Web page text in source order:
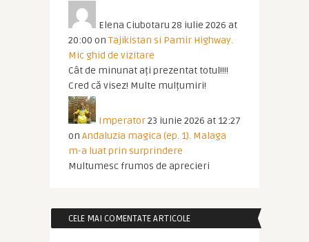
Elena Ciubotaru 28 iulie 2026 at
20:00 on Tajikistan si Pamir Highway.
Mic ghid de vizitare
Cât de minunat ați prezentat totul!!!!
Cred că visez! Multe mulțumiri!
Imperator23 iunie 2026 at 12:27
on Andaluzia magica (ep. 1). Malaga
m-a luat prin surprindere
Multumesc frumos de aprecieri
CELE MAI COMENTATE ARTICOLE